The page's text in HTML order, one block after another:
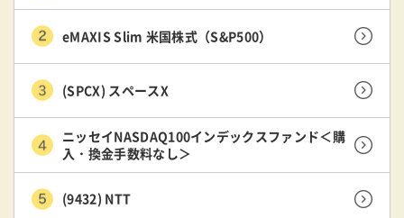
eMAXIS Slim 米国株式（S&P500）
(SPCX) スペースX
ニッセイNASDAQ100インデックスファンド＜購
入・換金手数料なし＞
(9432) NTT